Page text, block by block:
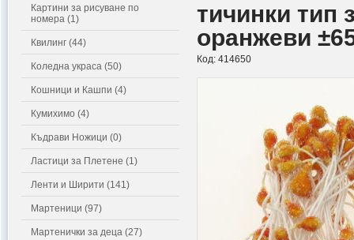
Картини за рисуване по
номера (1)
Квилинг (44)
Коледна украса (50)
Кошници и Кашпи (4)
Кумихимо (4)
Къдрави Ножици (0)
Ластици за Плетене (1)
Ленти и Ширити (141)
Мартеници (97)
Мартенички за деца (27)
тичинки тип
оранжеви
Код: 414650